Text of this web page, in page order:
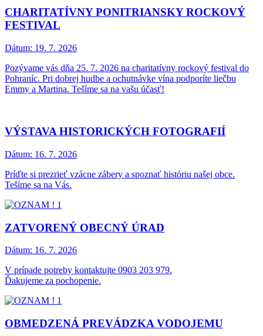
CHARITATÍVNY PONITRIANSKY ROCKOVÝ
FESTIVAL
Dátum: 19. 7. 2026
Pozývame vás dňa 25. 7. 2026 na charitatívny rockový festival do
Pohraníc. Pri dobrej hudbe a ochutnávke vína podporíte liečbu
Emmy a Martina. Tešíme sa na vašu účasť!
VÝSTAVA HISTORICKÝCH FOTOGRAFIÍ
Dátum: 16. 7. 2026
Príďte si prezrieť vzácne zábery a spoznať históriu našej obce.
Tešíme sa na Vás.
ZATVORENÝ OBECNÝ ÚRAD
Dátum: 16. 7. 2026
V prípade potreby kontaktujte 0903 203 979.
Ďakujeme za pochopenie.
OBMEDZENÁ PREVÁDZKA VODOJEMU